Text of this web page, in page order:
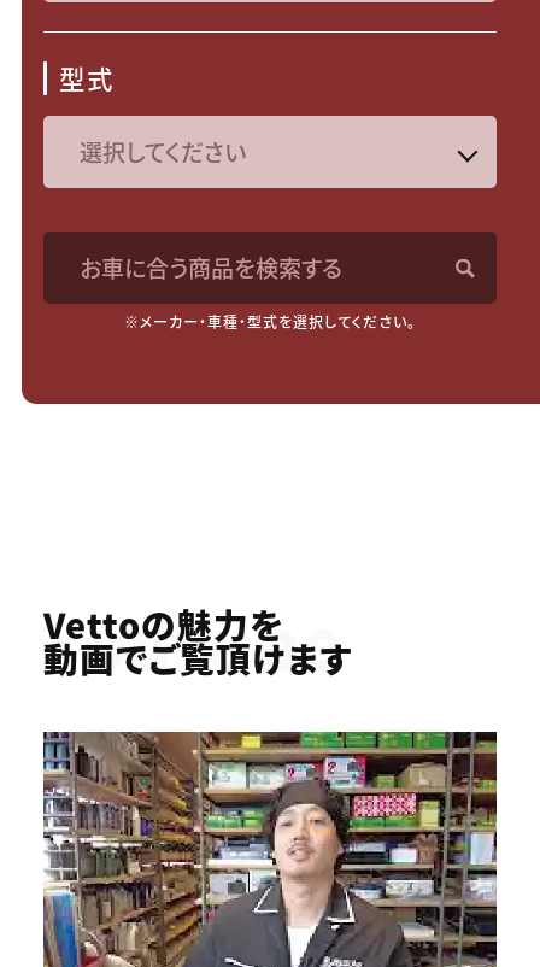
型式
お車に合う商品を検索する
※メーカー・車種・型式を選択してください。
Youtube
Vettoの魅力を
動画でご覧頂けます